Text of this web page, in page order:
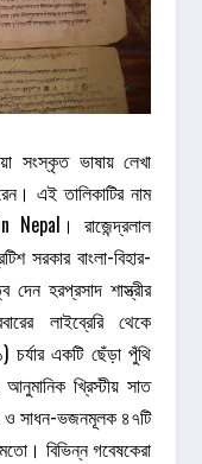
সংস্কৃত ভাষায় লেখা
এই তালিকাটির নাম
রাজেন্দ্রলাল
সরকার বাংলা-বিহার-
হরপ্রসাদ শাস্ত্রীর
লাইব্রেরি থেকে
চর্যার একটি ছেঁড়া পুঁথি
খ্রিস্টীয় সাত
ও সাধন-ভজনমূলক ৪৭টি
বিভিন্ন গবেষকেরা